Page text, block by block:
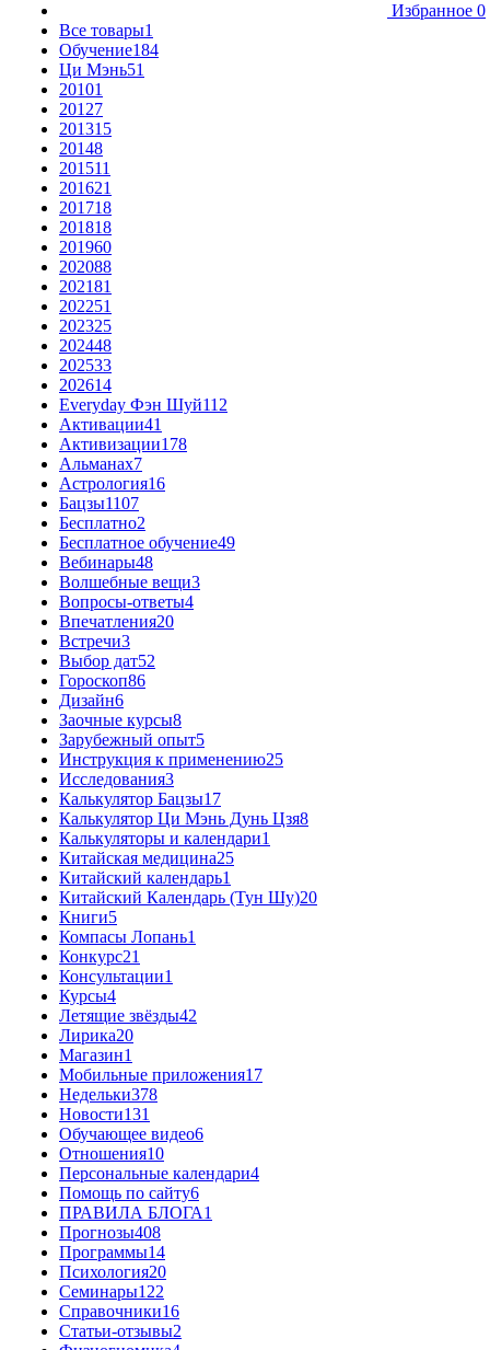
Избранное 0
Все товары1
Обучение184
Ци Мэнь51
20101
20127
201315
20148
201511
201621
201718
201818
201960
202088
202181
202251
202325
202448
202533
202614
Everyday Фэн Шуй112
Активации41
Активизации178
Альманах7
Астрология16
Бацзы1107
Бесплатно2
Бесплатное обучение49
Вебинары48
Волшебные вещи3
Вопросы-ответы4
Впечатления20
Встречи3
Выбор дат52
Гороскоп86
Дизайн6
Заочные курсы8
Зарубежный опыт5
Инструкция к применению25
Исследования3
Калькулятор Бацзы17
Калькулятор Ци Мэнь Дунь Цзя8
Калькуляторы и календари1
Китайская медицина25
Китайский календарь1
Китайский Календарь (Тун Шу)20
Книги5
Компасы Лопань1
Конкурс21
Консультации1
Курсы4
Летящие звёзды42
Лирика20
Магазин1
Мобильные приложения17
Недельки378
Новости131
Обучающее видео6
Отношения10
Персональные календари4
Помощь по сайту6
ПРАВИЛА БЛОГА1
Прогнозы408
Программы14
Психология20
Семинары122
Справочники16
Статьи-отзывы2